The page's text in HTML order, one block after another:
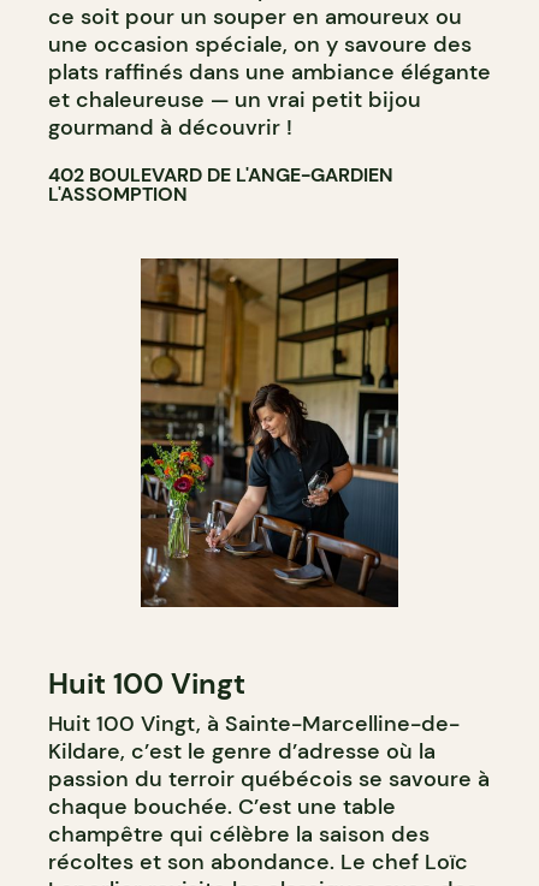
ce soit pour un souper en amoureux ou
une occasion spéciale, on y savoure des
plats raffinés dans une ambiance élégante
et chaleureuse — un vrai petit bijou
gourmand à découvrir !
402 BOULEVARD DE L'ANGE-GARDIEN
L'ASSOMPTION
Huit 100 Vingt
Huit 100 Vingt, à Sainte-Marcelline-de-
Kildare, c’est le genre d’adresse où la
passion du terroir québécois se savoure à
chaque bouchée. C’est une table
champêtre qui célèbre la saison des
récoltes et son abondance. Le chef Loïc